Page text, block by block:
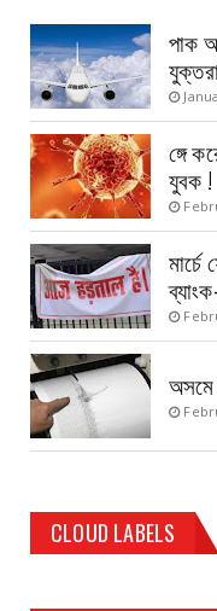
পাক
ঙ্গে
যুবক !
অসমে
CLOUD LABELS